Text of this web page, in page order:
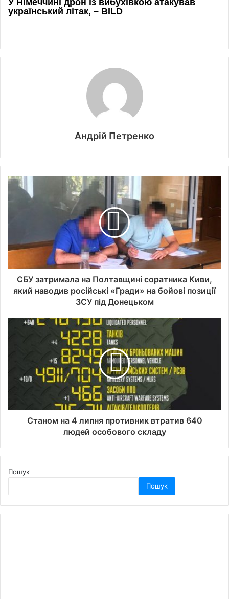
Андрій Петренко
СБУ затримала на Полтавщині соратника Киви,
який наводив російські «Гради» на бойові позиції
ЗСУ під Донецьком
Станом на 4 липня противник втратив 640
людей особового складу
Пошук
Пошук